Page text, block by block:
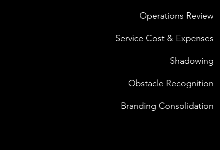
Operations Review
Service Cost & Expenses
Shadowing
Obstacle Recognition
Branding Consolidation